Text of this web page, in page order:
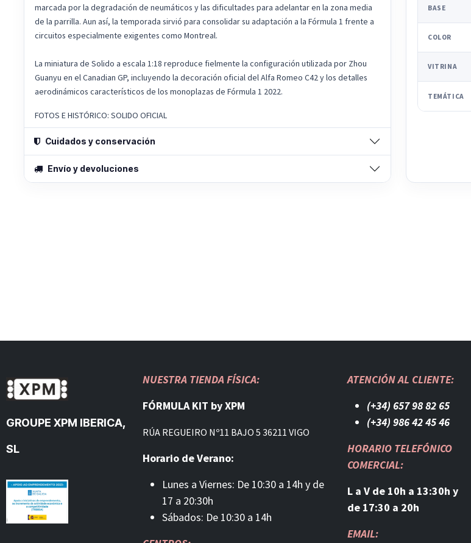
marcada por la degradación de neumáticos y las dificultades para adelantar en la zona media
de la parrilla. Aun así, la temporada sirvió para consolidar su adaptación a la Fórmula 1 frente a
circuitos especialmente exigentes como Montreal.
La miniatura de Solido a escala 1:18 reproduce fielmente la configuración utilizada por Zhou
Guanyu en el Canadian GP, incluyendo la decoración oficial del Alfa Romeo C42 y los detalles
aerodinámicos característicos de los monoplazas de Fórmula 1 2022.
FOTOS E HISTÓRICO: SOLIDO OFICIAL
Cuidados y conservación
Envío y devoluciones
BASE
COLOR
VITRINA
TEMÁTICA
GROUPE XPM IBERICA,
SL
NUESTRA TIENDA FÍSICA:
FÓRMULA KIT by XPM
RÚA REGUEIRO Nº11 BAJO 5 36211 VIGO
Horario de Verano:
Lunes a Viernes: De 10:30 a 14h y de
17 a 20:30h
Sábados: De 10:30 a 14h
ATENCIÓN AL CLIENTE:
(+34) 657 98 82 65
(+34) 986 42 45 46​
HORARIO TELEFÓNICO
COMERCIAL:
L a V de 10h a 13:30h y
de 17:30 a 20h
EMAIL: